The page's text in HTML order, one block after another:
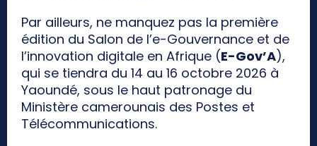
Par ailleurs, ne manquez pas la première
édition du Salon de l’e-Gouvernance et de
l’innovation digitale en Afrique (E-Gov’A),
qui se tiendra du 14 au 16 octobre 2026 à
Yaoundé, sous le haut patronage du
Ministère camerounais des Postes et
Télécommunications.